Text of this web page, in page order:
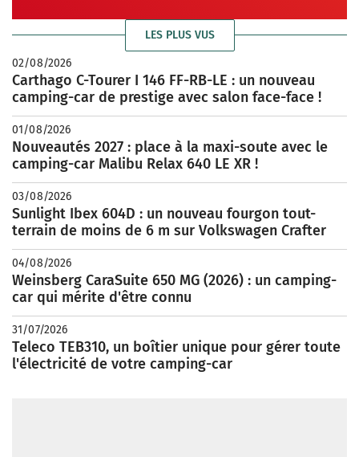
LES PLUS VUS
02/08/2026
Carthago C-Tourer I 146 FF-RB-LE : un nouveau
camping-car de prestige avec salon face-face !
01/08/2026
Nouveautés 2027 : place à la maxi-soute avec le
camping-car Malibu Relax 640 LE XR !
03/08/2026
Sunlight Ibex 604D : un nouveau fourgon tout-
terrain de moins de 6 m sur Volkswagen Crafter
04/08/2026
Weinsberg CaraSuite 650 MG (2026) : un camping-
car qui mérite d'être connu
31/07/2026
Teleco TEB310, un boîtier unique pour gérer toute
l'électricité de votre camping-car